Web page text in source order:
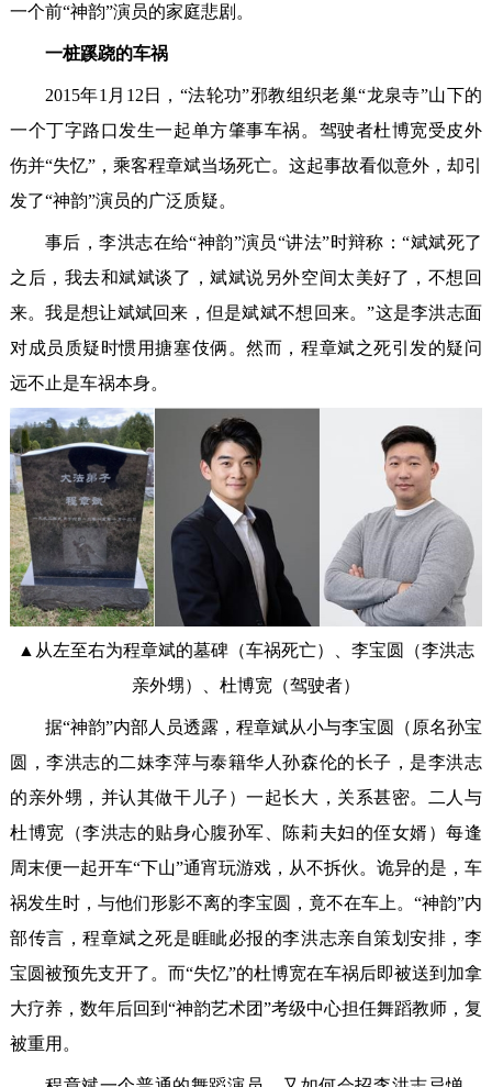
一个前“神韵”演员的家庭悲剧。
一桩蹊跷的车祸
2015年1月12日，“法轮功”邪教组织老巢“龙泉寺”山下的
一个丁字路口发生一起单方肇事车祸。驾驶者杜博宽受皮外
伤并“失忆”，乘客程章斌当场死亡。这起事故看似意外，却引
发了“神韵”演员的广泛质疑。
事后，李洪志在给“神韵”演员“讲法”时辩称：“斌斌死了
之后，我去和斌斌谈了，斌斌说另外空间太美好了，不想回
来。我是想让斌斌回来，但是斌斌不想回来。”这是李洪志面
对成员质疑时惯用搪塞伎俩。然而，程章斌之死引发的疑问
远不止是车祸本身。
▲从左至右为程章斌的墓碑（车祸死亡）、李宝圆（李洪志
亲外甥）、杜博宽（驾驶者）
据“神韵”内部人员透露，程章斌从小与李宝圆（原名孙宝
圆，李洪志的二妹李萍与泰籍华人孙森伦的长子，是李洪志
的亲外甥，并认其做干儿子）一起长大，关系甚密。二人与
杜博宽（李洪志的贴身心腹孙军、陈莉夫妇的侄女婿）每逢
周末便一起开车“下山”通宵玩游戏，从不拆伙。诡异的是，车
祸发生时，与他们形影不离的李宝圆，竟不在车上。“神韵”内
部传言，程章斌之死是睚眦必报的李洪志亲自策划安排，李
宝圆被预先支开了。而“失忆”的杜博宽在车祸后即被送到加拿
大疗养，数年后回到“神韵艺术团”考级中心担任舞蹈教师，复
被重用。